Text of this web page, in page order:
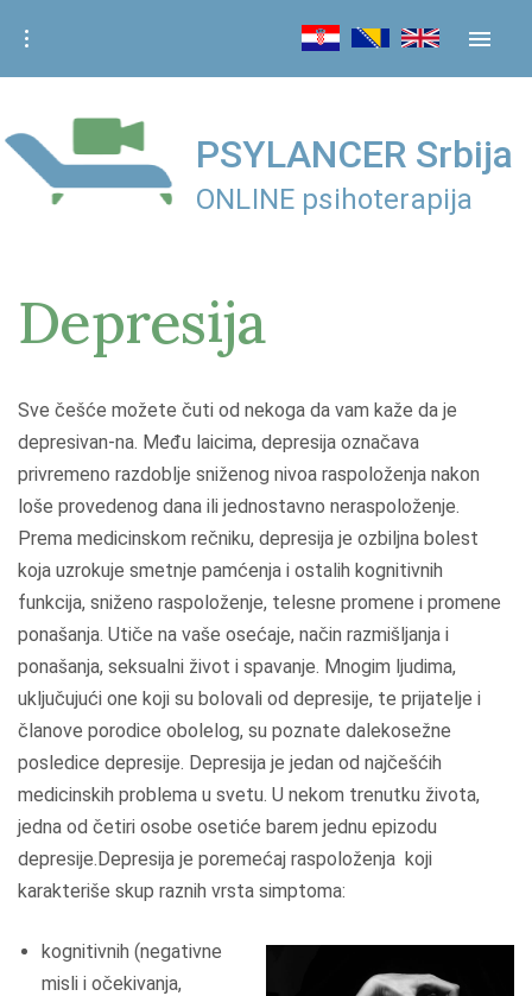
i
t
PSYLANCER Srbija
ONLINE psihoterapija
Depresija
Sve češće možete čuti od nekoga da vam kaže da je
depresivan-na. Među laicima, depresija označava
privremeno razdoblje sniženog nivoa raspoloženja nakon
loše provedenog dana ili jednostavno neraspoloženje.
Prema medicinskom rečniku, depresija je ozbiljna bolest
koja uzrokuje smetnje pamćenja i ostalih kognitivnih
funkcija, sniženo raspoloženje, telesne promene i promene
ponašanja. Utiče na vaše osećaje, način razmišljanja i
ponašanja, seksualni život i spavanje. Mnogim ljudima,
uključujući one koji su bolovali od depresije, te prijatelje i
članove porodice obolelog, su poznate dalekosežne
posledice depresije. Depresija je jedan od najčešćih
medicinskih problema u svetu. U nekom trenutku života,
jedna od četiri osobe osetiće barem jednu epizodu
depresije.Depresija je poremećaj raspoloženja koji
karakteriše skup raznih vrsta simptoma:
kognitivnih (negativne
misli i očekivanja,